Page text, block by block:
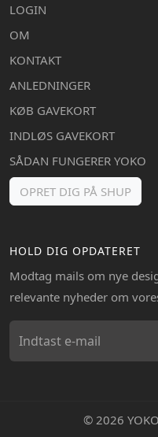
LOGIN
OM
KONTAKT
ANLEDNINGER
KØB GAVEKORT
INDLØS GAVEKORT
SÅDAN FUNGERER YOKO
OPRET DIG PÅ SHUP
HOLD DIG OPDATERET
Modtag mails om nye
relevante nyheder om
© 2026